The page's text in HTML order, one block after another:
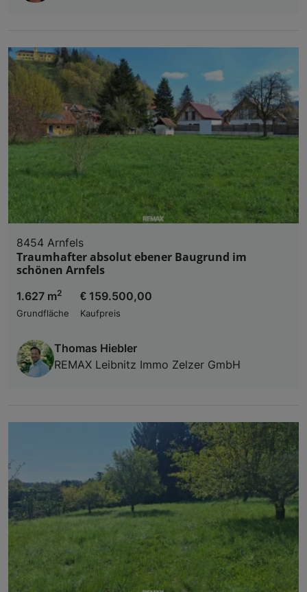
8454 Arnfels
Traumhafter absolut ebener Baugrund im
schönen Arnfels
1.627 m2
Grundfläche
€ 159.500,00
Kaufpreis
Thomas Hiebler
REMAX Leibnitz Immo Zelzer GmbH